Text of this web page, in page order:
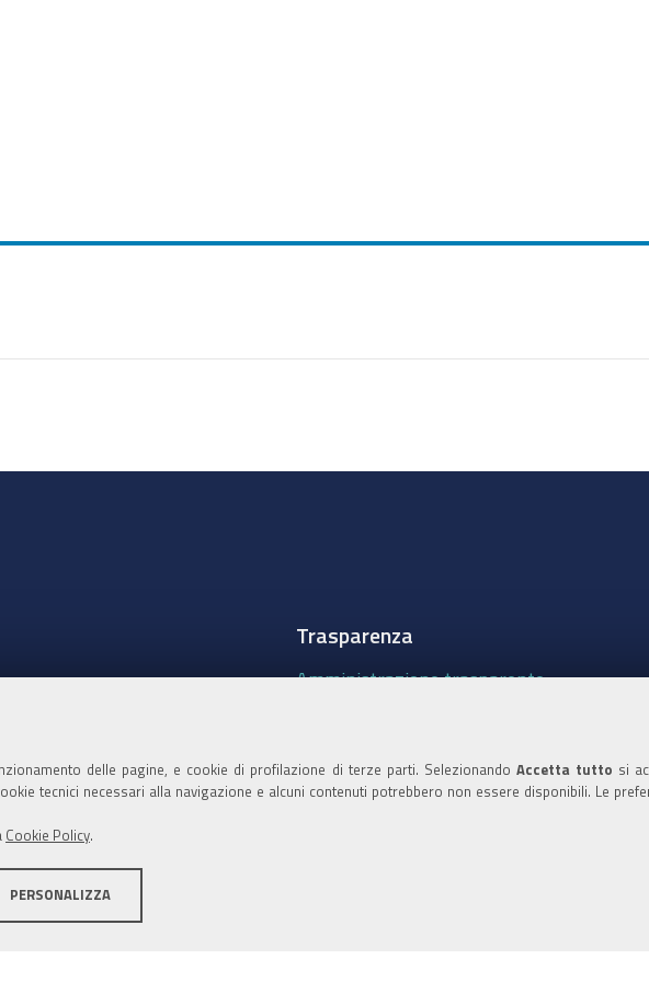
delle pagine, e cookie di profilazione di terze parti. SelezionandoAccetta tutto si
tecnici necessari alla navigazione e alcuni contenuti potrebbero non essere disponibili. Le
Cookie Policy
PERSONALIZZA
Trasparenza
Amministrazione trasparente
Pubblicità Legale